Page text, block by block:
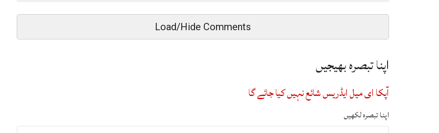
Load/Hide Comments
اپنا تبصرہ بھیجیں
آپکا ای میل ایڈریس شائع نہیں کیا جائے گا
اپنا تبصرہ لکھیں